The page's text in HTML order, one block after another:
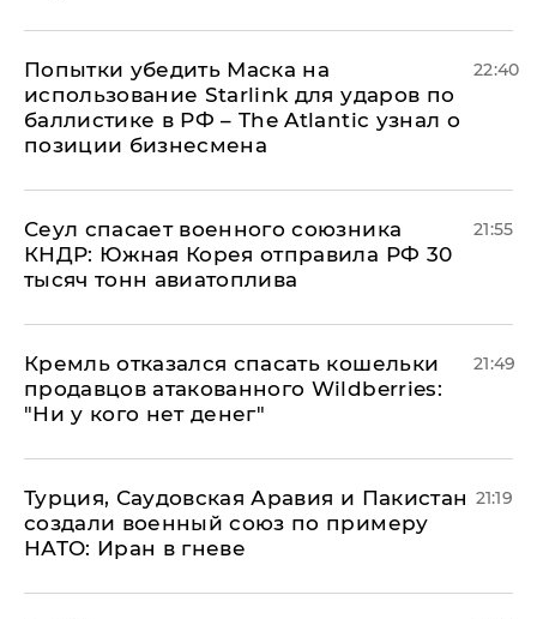
Попытки убедить Маска на
использование Starlink для ударов по
баллистике в РФ – The Atlantic узнал о
позиции бизнесмена
22:40
​Сеул спасает военного союзника
КНДР: Южная Корея отправила РФ 30
тысяч тонн авиатоплива
21:55
Кремль отказался спасать кошельки
продавцов атакованного Wildberries:
"Ни у кого нет денег"
21:49
Турция, Саудовская Аравия и Пакистан
создали военный союз по примеру
НАТО: Иран в гневе
21:19